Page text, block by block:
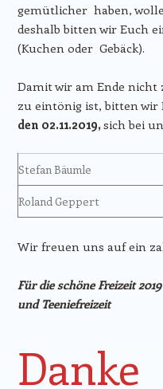
gemütlicher haben,
deshalb bitten wir Euch
(Kuchen oder Gebäck).
Damit wir am Ende nicht
zu eintönig ist, bitten wir
den 02.11.2019, sich bei
Stefan Bäumle
Roland Geppert
Wir freuen uns auf ein
Für die schöne Freizeit
und Teeniefreizeit
Danke